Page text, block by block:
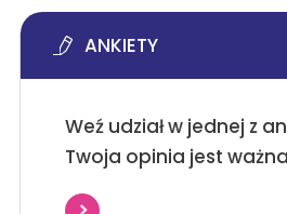
ANKIETY
Weź udział w jednej z
Twoja opinia jest